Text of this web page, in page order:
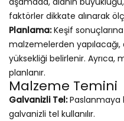
faktörler dikkate alınarak
Planlama:Keşif
malzemelerden
yüksekliği belirlenir.
planlanır.
Malzeme Temini
Galvanizli Tel:Paslanmaya
galvanizli tel kullanılır.